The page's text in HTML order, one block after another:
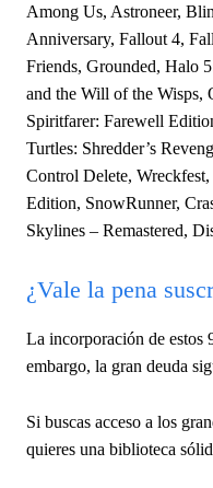
Among Us, Astroneer,
Anniversary, Fallout 4,
Friends, Grounded, Halo
and the Will of the Wisps,
Spiritfarer: Farewell
Turtles: Shredder’s
Control Delete,
Edition, SnowRunner,
Skylines – Remastered,
¿Vale la pena
La incorporación de estos
embargo, la gran deuda
Si buscas acceso a los
quieres una biblioteca